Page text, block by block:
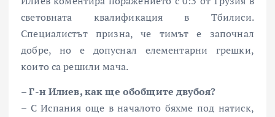
световната квалификация в Тбилиси.
Специалистът призна, че тимът е започнал
добре, но е допуснал елементарни грешки,
които са решили мача.
– Г-н Илиев, как ще обобщите двубоя?
– С Испания още в началото бяхме под натиск,